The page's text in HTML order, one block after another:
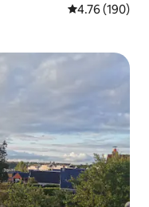
평점 4.76점(5
4.76 (190)